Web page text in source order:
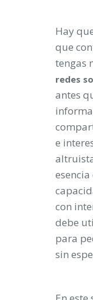
Hay
que
tengas
redes
antes
e
esencia
con
debe
para
sin